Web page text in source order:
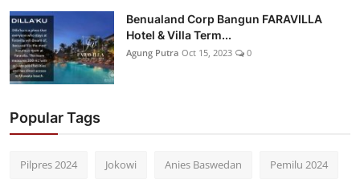
Benualand Corp Bangun FARAVILLA
Hotel & Villa Term...
Agung Putra Oct 15, 2023 0
Popular Tags
Pilpres 2024 Jokowi Anies Baswedan Pemilu 2024